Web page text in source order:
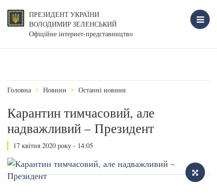
ПРЕЗИДЕНТ УКРАЇНИ
ВОЛОДИМИР ЗЕЛЕНСЬКИЙ
Офіційне інтернет-представництво
Головна Новини Останні новини
Карантин тимчасовий, але
надважливий – Президент
17 квітня 2020 року - 14:05